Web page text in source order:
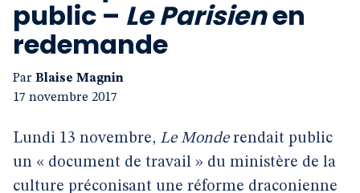
public – Le Parisienen
redemande
Par Blaise Magnin
17 novembre 2017
Lundi 13 novembre, Le Monderendait public
un « document de travail » du ministère de la
culture préconisant une réforme draconienne